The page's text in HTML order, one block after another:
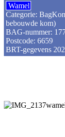
Wamel
Categorie:
bebouwde kom)
BAG-nummer:
Postcode: 6659
BRT-gegevens